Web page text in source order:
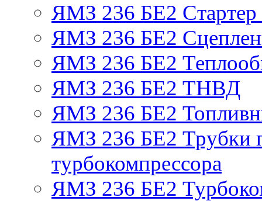
ЯМЗ 236 БЕ2 Стартер
ЯМЗ 236 БЕ2
ЯМЗ 236 БЕ2
ЯМЗ 236 БЕ2 ТНВД
ЯМЗ 236 БЕ2
ЯМЗ 236 БЕ2 Трубки
турбокомпрессора
ЯМЗ 236 БЕ2